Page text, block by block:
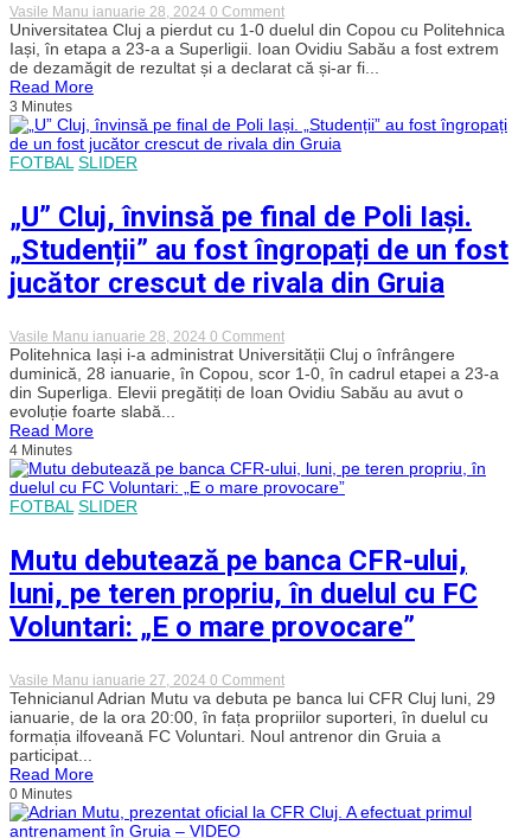
Vasile Manu ianuarie 28, 2024 0 Commenton
Sabău,
dezamăgit
de
eșecul
„Aș
fi
cu
mai
multe
încredere
și
personalitate”
Universitatea Cluj a pierdut cu 1-0 duelul din Copou cu Politehnica
Iași, în etapa a 23-a a Superligii. Ioan Ovidiu Sabău a fost extrem
de dezamăgit de rezultat și a declarat că și-ar fi...
Read More
3 Minutes
FOTBAL SLIDER
„U” Cluj, învinsă pe final de Poli Iași.
„Studenții” au fost îngropați de un fost
jucător crescut de rivala din Gruia
Vasile Manu ianuarie 28, 2024 0 Commenton
„U”
Cluj,
învinsă
pe
Iași.
„Studenții”
au
un
fost
jucător
de
Gruia
Politehnica Iași i-a administrat Universității Cluj o înfrângere
duminică, 28 ianuarie, în Copou, scor 1-0, în cadrul etapei a 23-a
din Superliga. Elevii pregătiți de Ioan Ovidiu Sabău au avut o
evoluție foarte slabă...
Read More
4 Minutes
FOTBAL SLIDER
Mutu debutează pe banca CFR-ului,
luni, pe teren propriu, în duelul cu FC
Voluntari: „E o mare provocare”
Vasile Manu ianuarie 27, 2024 0 Commenton
Mutu
debutează
pe
banca
pe
Tehnicianul Adrian Mutu va debuta pe banca lui CFR Cluj luni, 29
ianuarie, de la ora 20:00, în fața propriilor suporteri, în duelul cu
formația ilfoveană FC Voluntari. Noul antrenor din Gruia a
participat...
Read More
0 Minutes